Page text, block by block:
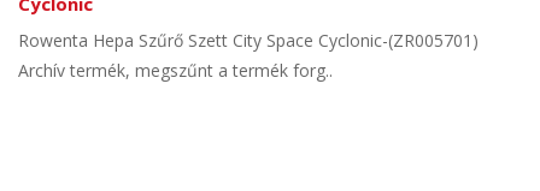
Rowenta Hepa Szűrő Szett City Space Cyclonic-(ZR005701)
Archív termék, megszűnt a termék forg..